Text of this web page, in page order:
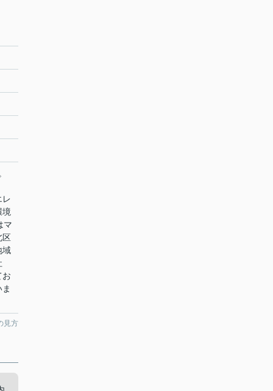
レ
境
マ
区
域
お
見方